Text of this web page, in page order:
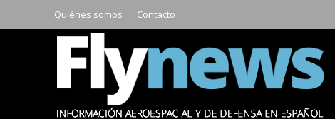
Quiénes somos Contacto